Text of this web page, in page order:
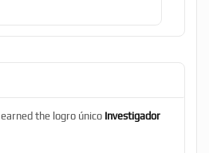
earned the logro único Investigador